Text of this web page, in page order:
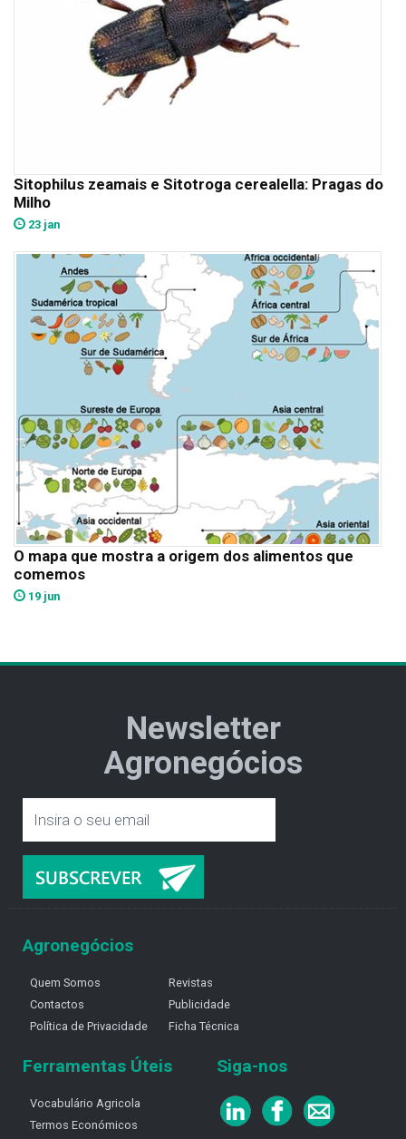
Sitophilus zeamais e Sitotroga cerealella: Pragas do
Milho
23 jan
O mapa que mostra a origem dos alimentos que
comemos
19 jun
Newsletter
Agronegócios
Agronegócios
Quem Somos
Contactos
Política de Privacidade
Revistas
Publicidade
Ficha Técnica
Ferramentas Úteis
Vocabulário Agricola
Termos Económicos
Siga-nos